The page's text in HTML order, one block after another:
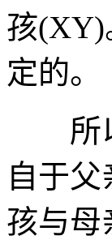
孩(XY)
定的。
所以
自于
孩与母